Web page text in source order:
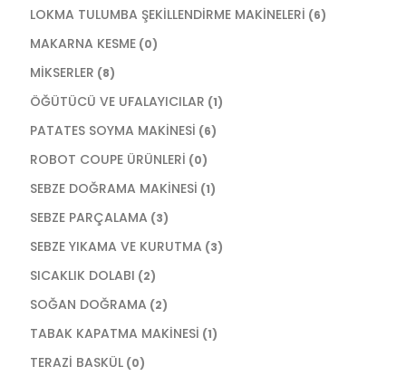
LOKMA TULUMBA ŞEKİLLENDİRME MAKİNELERİ (6)
MAKARNA KESME (0)
MİKSERLER (8)
ÖĞÜTÜCÜ VE UFALAYICILAR (1)
PATATES SOYMA MAKİNESİ (6)
ROBOT COUPE ÜRÜNLERİ (0)
SEBZE DOĞRAMA MAKİNESİ (1)
SEBZE PARÇALAMA (3)
SEBZE YIKAMA VE KURUTMA (3)
SICAKLIK DOLABI (2)
SOĞAN DOĞRAMA (2)
TABAK KAPATMA MAKİNESİ (1)
TERAZİ BASKÜL (0)